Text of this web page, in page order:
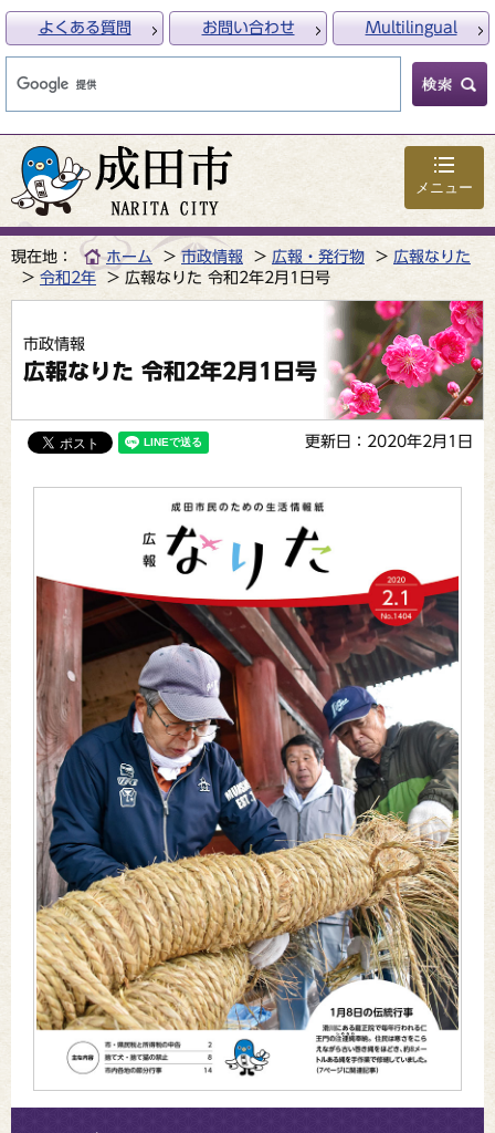
メニュー
よくある質問 お問い合わせ Multilingual
現在地： ホーム 市政情報 広報・発行物
広報なりた
令和2年
広報なりた 令和2年2月1日号
市政情報
広報なりた 令和2年2月1日号
更新日：2020年2月1日